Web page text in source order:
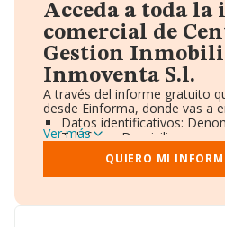
Acceda a toda
comercial de
Gestion
Inmoventa S.l.
A través del informe gratuito
desde Einforma, donde vas a
Datos identificativos:
Teléfono, Domicilio.
Informe Mercantil
Gráficos de Evolución
Consejo de Administración
Accionistas.
Ver más
QUIERO MI